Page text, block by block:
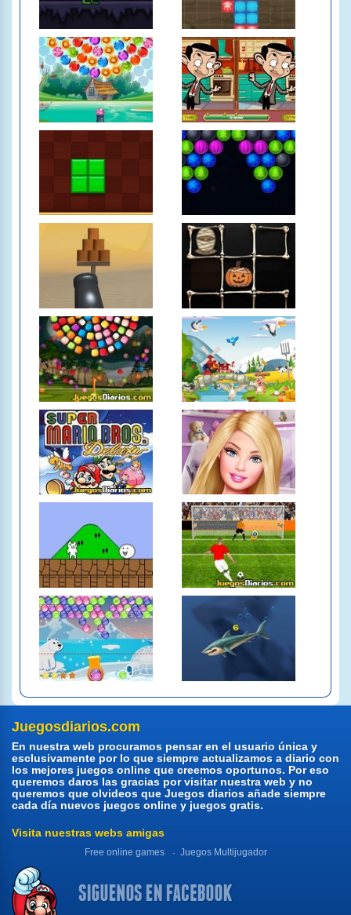
Juegosdiarios.com
En nuestra web procuramos pensar en el usuario única y
esclusivamente por lo que siempre actualizamos a diario con
los mejores juegos online que creemos oportunos. Por eso
queremos daros las gracias por visitar nuestra web y no
queremos que olvideos que Juegos diarios añade siempre
cada día nuevos juegos online y juegos gratis.
Visita nuestras webs amigas
Free online games Juegos Multijugador